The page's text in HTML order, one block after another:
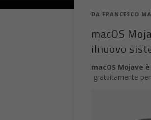
DA FRANCESCO
macOS
ilnuovo
macOS Mojave
gratuitamente